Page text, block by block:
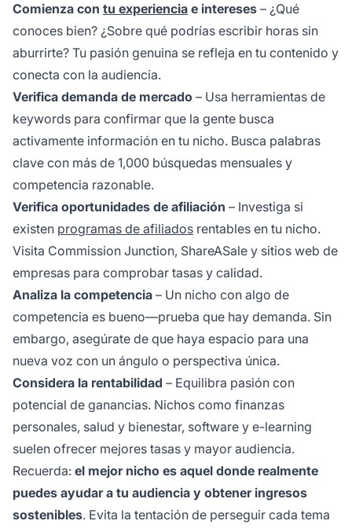
Comienza con tu experiencia e intereses – ¿Qué
conoces bien? ¿Sobre qué podrías escribir horas sin
aburrirte? Tu pasión genuina se refleja en tu contenido y
conecta con la audiencia.
Verifica demanda de mercado – Usa herramientas de
keywords para confirmar que la gente busca
activamente información en tu nicho. Busca palabras
clave con más de 1,000 búsquedas mensuales y
competencia razonable.
Verifica oportunidades de afiliación – Investiga si
existen programas de afiliados rentables en tu nicho.
Visita Commission Junction, ShareASale y sitios web de
empresas para comprobar tasas y calidad.
Analiza la competencia – Un nicho con algo de
competencia es bueno—prueba que hay demanda. Sin
embargo, asegúrate de que haya espacio para una
nueva voz con un ángulo o perspectiva única.
Considera la rentabilidad – Equilibra pasión con
potencial de ganancias. Nichos como finanzas
personales, salud y bienestar, software y e-learning
suelen ofrecer mejores tasas y mayor audiencia.
Recuerda: el mejor nicho es aquel donde realmente
puedes ayudar a tu audiencia y obtener ingresos
sostenibles. Evita la tentación de perseguir cada tema